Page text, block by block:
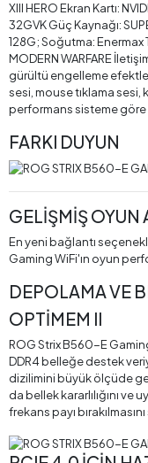
XIII HERO Ekran Kartı:
32GVK Güç Kaynağı:
128G; Soğutma: Enermax
MODERN WARFARE
gürültü engelleme
sesi, mouse tıklama
performans sisteme
FARKI DUYUN
GELİŞMİŞ OYUN
En yeni bağlantı
Gaming WiFi'ın oyun
DEPOLAMA VE
OPTİMEM II
ROG Strix B560-E
DDR4 belleğe destek
dizilimini büyük ölçüde
da bellek kararlılığını ve
frekans payı